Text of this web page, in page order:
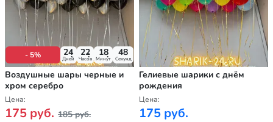
- 5% 24
Дней
22
Часов
18
Минут
46
Секунд
Воздушные шары черные и
хром серебро
Цена:
175 руб. 185 руб.
Гелиевые шарики с днём
рождения
Цена:
175 руб.